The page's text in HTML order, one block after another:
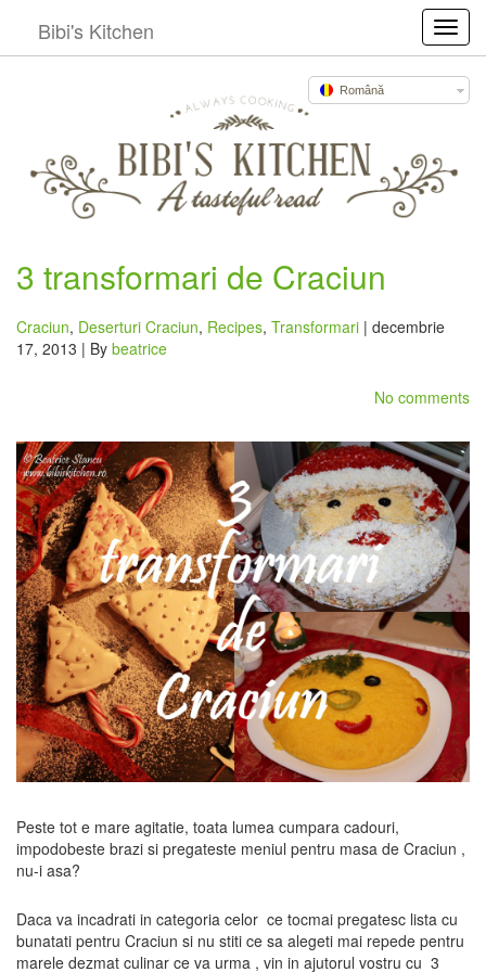
Română
Bibi's Kitchen
3 transformari de Craciun
Craciun, Deserturi Craciun, Recipes, Transformari | decembrie
17, 2013 | By beatrice
No comments
Peste tot e mare agitatie, toata lumea cumpara cadouri,
impodobeste brazi si pregateste meniul pentru masa de Craciun ,
nu-i asa?
Daca va incadrati in categoria celor ce tocmai pregatesc lista cu
bunatati pentru Craciun si nu stiti ce sa alegeti mai repede pentru
marele dezmat culinar ce va urma , vin in ajutorul vostru cu 3